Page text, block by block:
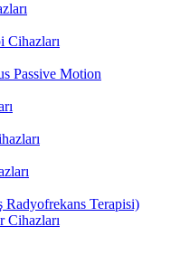
Cihazları
Passive Motion
Radyofrekans Terapisi)
Cihazları